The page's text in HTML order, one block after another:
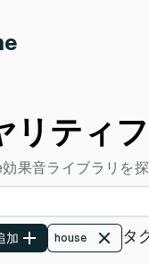
リティ
果音ライブラリを
加 house タ